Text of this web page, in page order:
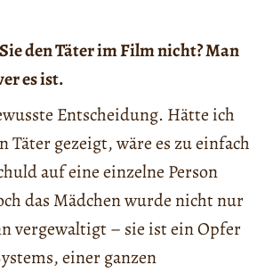
den Täter im Film nicht? Man
es ist.
Entscheidung. Hätte ich
Täter gezeigt, wäre es zu einfach
auf eine einzelne Person
das Mädchen wurde nicht nur
vergewaltigt – sie ist ein Opfer
einer ganzen